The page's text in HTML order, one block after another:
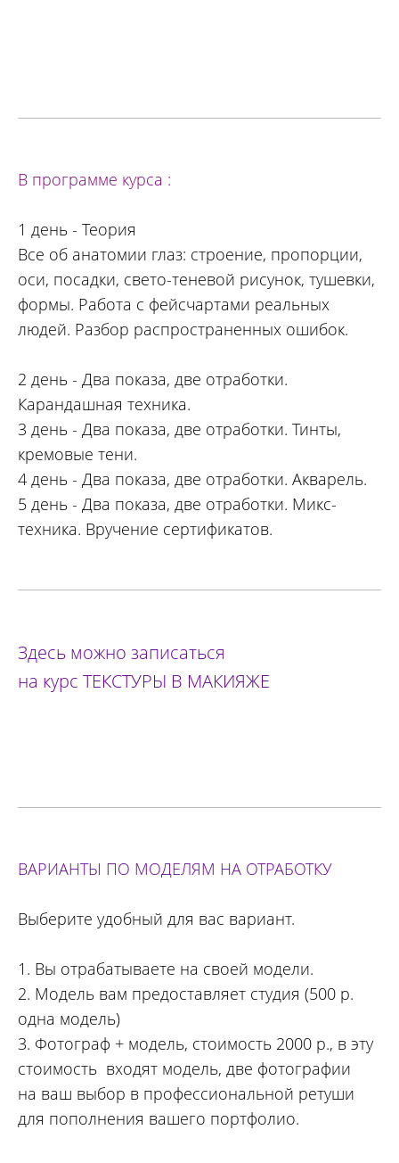
В программе курса :
1 день - Теория
Все об анатомии глаз: строение, пропорции,
оси, посадки, свето-теневой рисунок, тушевки,
формы. Работа с фейсчартами реальных
людей. Разбор распространенных ошибок.
2 день - Два показа, две отработки.
Карандашная техника.
3 день - Два показа, две отработки. Тинты,
кремовые тени.
4 день - Два показа, две отработки. Акварель.
5 день - Два показа, две отработки. Микс-
техника. Вручение сертификатов.
Здесь можно записаться
на курс ТЕКСТУРЫ В МАКИЯЖЕ
ВАРИАНТЫ ПО МОДЕЛЯМ НА ОТРАБОТКУ
Выберите удобный для вас вариант.
1. Вы отрабатываете на своей модели.
2. Модель вам предоставляет студия (500 р.
одна модель)
3. Фотограф + модель, стоимость 2000 р., в эту
стоимость входят модель, две фотографии
на ваш выбор в профессиональной ретуши
для пополнения вашего портфолио.